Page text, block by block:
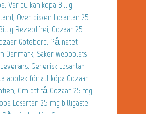
Var du kan köpa Billig
Över disken Losartan 25
Rezeptfrei, Cozaar 25
Göteborg, På nätet
Danmark, Säker webbplats
Generisk Losartan
apotek för att köpa Cozaar
Om att få Cozaar 25 mg
Losartan 25 mg billigaste